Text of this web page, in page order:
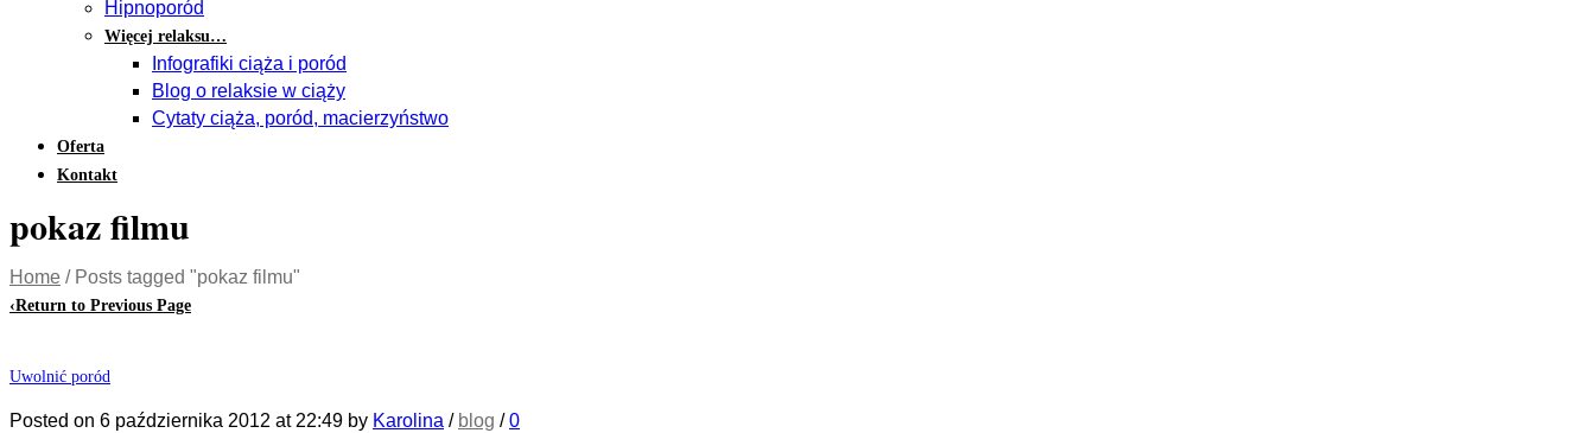
Hipnoporód
Więcej relaksu…
Infografiki ciąża i poród
Blog o relaksie w ciąży
Cytaty ciąża, poród, macierzyństwo
Oferta
Kontakt
pokaz filmu
Home / Posts tagged "pokaz filmu"
‹Return to Previous Page
Uwolnić poród
Posted on 6 października 2012 at 22:49 by Karolina / blog /0